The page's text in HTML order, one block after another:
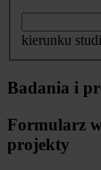
kierunku
Badania i
Formularz
projekty